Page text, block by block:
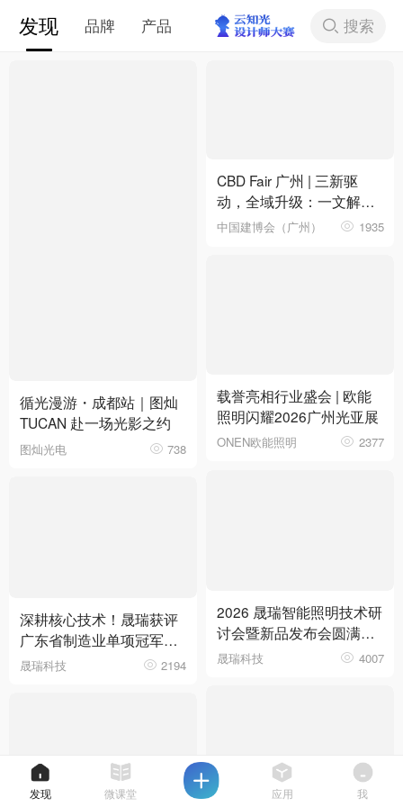
发现 品牌 产品 搜索
下拉刷新
循光漫游・成都站｜图灿
TUCAN 赴一场光影之约
图灿光电 738
深耕核心技术！晟瑞获评
广东省制造业单项冠军企
业
晟瑞科技 2194
CBD Fair 广州 | 三新驱
动，全域升级：一文解锁
第28届中国建博会（广
中国建博会（广州） 1935
载誉亮相行业盛会 | 欧能
照明闪耀2026广州光亚展
ONEN欧能照明 2377
2026 晟瑞智能照明技术研
讨会暨新品发布会圆满落
幕
晟瑞科技 4007
发现 微课堂 应用 我